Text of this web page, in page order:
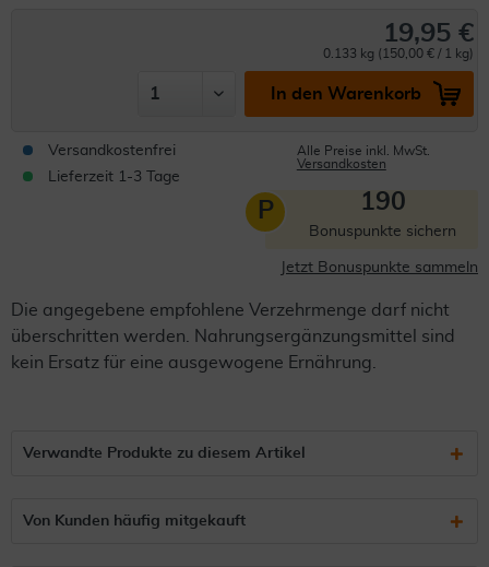
19,95 €
0.133 kg (150,00 € / 1 kg)
In den Warenkorb
Versandkostenfrei
Lieferzeit 1-3 Tage
Alle Preise inkl. MwSt.
Versandkosten
P 190
Bonuspunkte sichern
Jetzt Bonuspunkte sammeln
Die angegebene empfohlene Verzehrmenge darf nicht
überschritten werden. Nahrungsergänzungsmittel sind
kein Ersatz für eine ausgewogene Ernährung.
Verwandte Produkte zu diesem Artikel
Von Kunden häufig mitgekauft